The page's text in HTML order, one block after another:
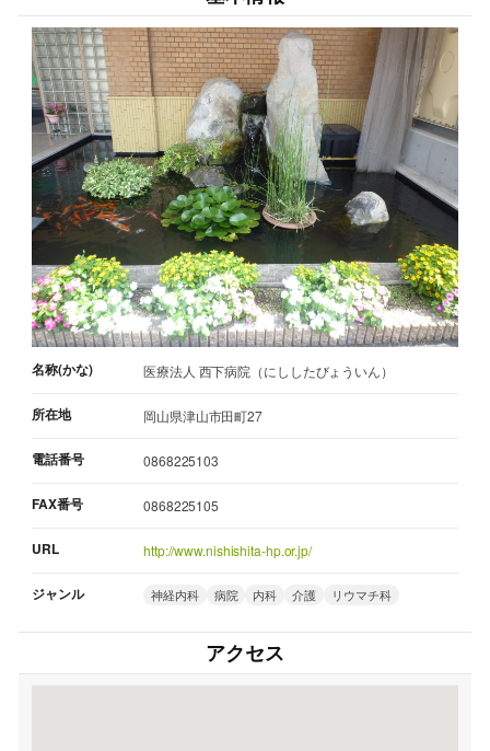
名称(かな) 医療法人 西下病院（にししたびょういん）
所在地 岡山県津山市田町27
電話番号 0868225103
FAX番号 0868225105
URL http://www.nishishita-hp.or.jp/
ジャンル 神経内科 病院 内科 介護 リウマチ科
アクセス